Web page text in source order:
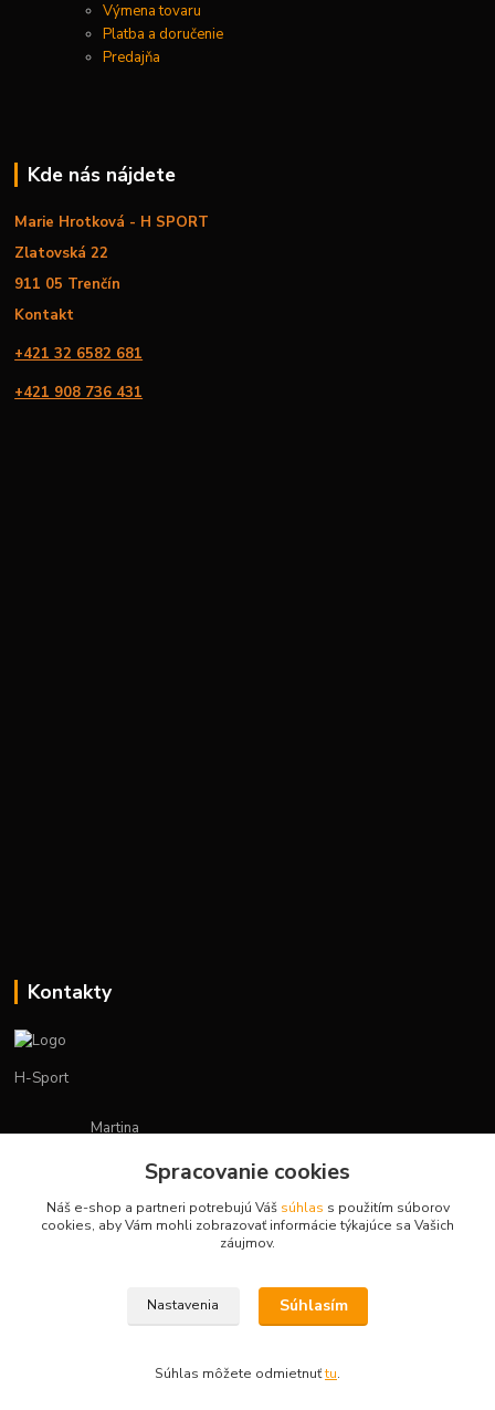
Výmena tovaru
Platba a doručenie
Predajňa
Kde nás nájdete
Marie Hrotková - H SPORT
Zlatovská 22
911 05 Trenčín
Kontakt
+421 32 6582 681
+421 908 736 431
Kontakty
H-Sport
Martina
(Po-Pia, 7-15 hod.)
obchod.hsport@gmail.com
Vytvorené na Eshop-rychlo.sk
Spracovanie cookies
Náš e-shop a partneri potrebujú Váš súhlas s použitím súborov
cookies, aby Vám mohli zobrazovať informácie týkajúce sa Vašich
záujmov.
Nastavenia Súhlasím
Súhlas môžete odmietnuťtu.